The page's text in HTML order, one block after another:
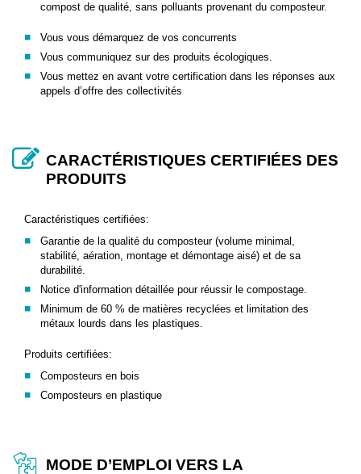
compost de qualité, sans polluants provenant du composteur.
Vous vous démarquez de vos concurrents
Vous communiquez sur des produits écologiques.
Vous mettez en avant votre certification dans les réponses aux
appels d’offre des collectivités
CARACTÉRISTIQUES CERTIFIÉES DES
PRODUITS
Caractéristiques certifiées:
Garantie de la qualité du composteur (volume minimal,
stabilité, aération, montage et démontage aisé) et de sa
durabilité.
Notice d'information détaillée pour réussir le compostage.
Minimum de 60 % de matières recyclées et limitation des
métaux lourds dans les plastiques.
Produits certifiées:
Composteurs en bois
Composteurs en plastique
MODE D’EMPLOI VERS LA